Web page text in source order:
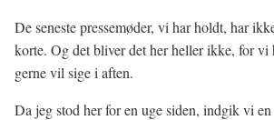
De seneste pressemøder, vi har holdt, har
korte. Og det bliver det her heller ikke, for vi
gerne vil sige i aften.
Da jeg stod her for en uge siden, indgik vi